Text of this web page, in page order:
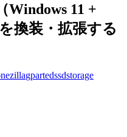
11 +
換装・拡張する
gpartedssdstorage